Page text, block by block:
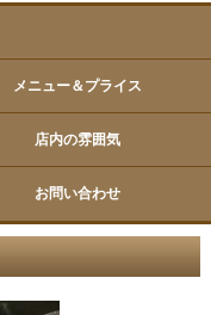
メニュー＆プライス
店内の雰囲気
お問い合わせ